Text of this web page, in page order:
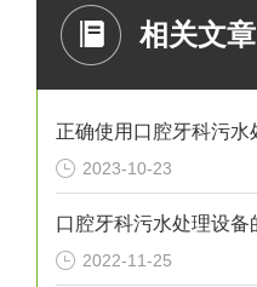
相关文章
2023-10-23
2022-11-25